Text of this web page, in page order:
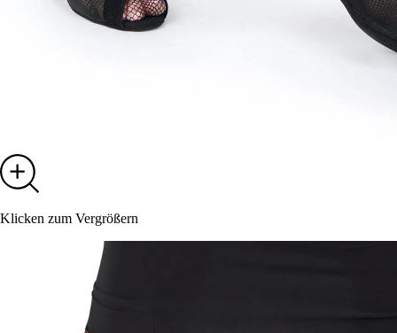
Klicken zum Vergrößern